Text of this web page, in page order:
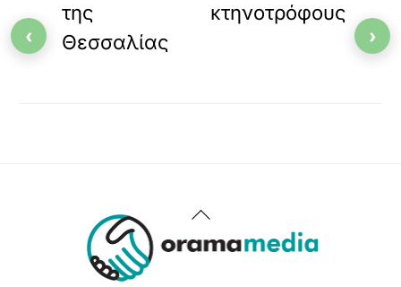
της
Θεσσαλίας
κτηνοτρόφους
Back
To
‹ ›